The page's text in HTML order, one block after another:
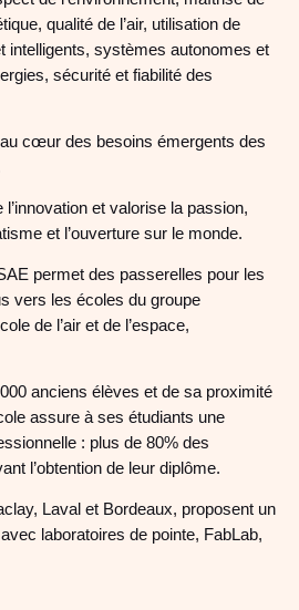
qualité de l’air, utilisation de
intelligents, systèmes autonomes et
sécurité et fiabilité des
cœur des besoins émergents des
l’innovation et valorise la passion,
et l’ouverture sur le monde.
permet des passerelles pour les
vers les écoles du groupe
de l’air et de l’espace,
anciens élèves et de sa proximité
assure à ses étudiants une
: plus de 80% des
l’obtention de leur diplôme.
Laval et Bordeaux, proposent un
laboratoires de pointe, FabLab,